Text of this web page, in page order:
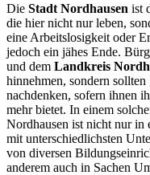
Die Stadt Nordhausen ist
die hier nicht nur leben,
eine Arbeitslosigkeit oder
jedoch ein jähes Ende.
und dem Landkreis
hinnehmen, sondern
nachdenken, sofern ihnen
mehr bietet. In einem
Nordhausen ist nicht nur in
mit unterschiedlichsten
von diversen
anderem auch in Sachen